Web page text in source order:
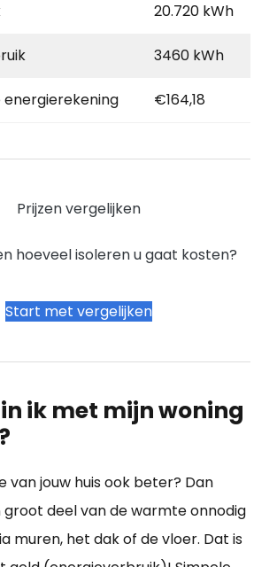
20.720 kWh
3460 kWh
€164,18
Prijzen vergelijken
hoeveel isoleren u gaat kosten?
Start met vergelijken
ik met mijn woning
van jouw huis ook beter? Dan
deel van de warmte onnodig
muren, het dak of de vloer. Dat is